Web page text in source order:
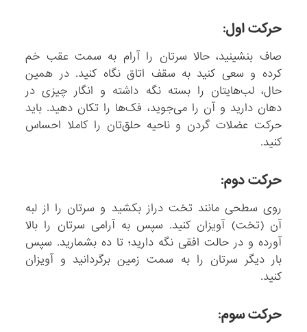
حرکت اول:
صاف بنشینید، حالا سرتان را آرام به سمت عقب خم
کرده و سعی کنید به سقف اتاق نگاه کنید. در همین
حال، لب‌هایتان را بسته نگه داشته و انگار چیزی در
دهان دارید و آن را می‌جوید، فک‌ها را تکان دهید. باید
حرکت عضلات گردن و ناحیه حلق‌تان را کاملا احساس
کنید.
حرکت دوم:
روی سطحی مانند تخت دراز بکشید و سرتان را از لبه
آن (تخت) آویزان کنید. سپس به آرامی سرتان را بالا
آورده و در حالت افقی نگه دارید؛ تا ده بشمارید. سپس
بار دیگر سرتان را به سمت زمین برگردانید و آویزان
کنید.
حرکت سوم: